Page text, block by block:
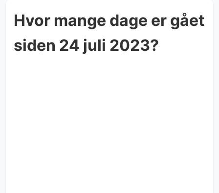
Hvor mange dage er gået
siden 24 juli 2023?